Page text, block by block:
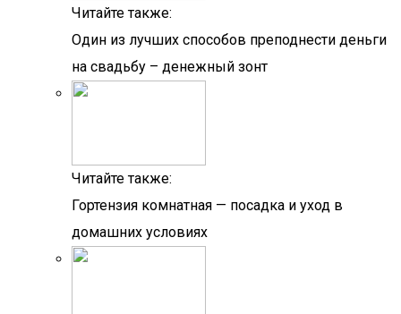
Читайте также:
Один из лучших способов преподнести деньги
на свадьбу – денежный зонт
Читайте также:
Гортензия комнатная — посадка и уход в
домашних условиях